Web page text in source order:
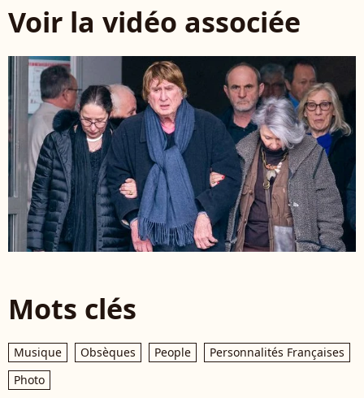
Voir la vidéo associée
Mots clés
Musique Obsèques People
Personnalités Françaises
Photo